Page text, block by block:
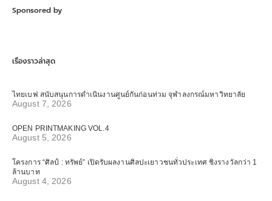
Sponsored by
เรื่องราวล่าสุด
ไทยเบฟ สนับสนุนการดำเนินงานศูนย์กันก่อนท่วม จุฬาลงกรณ์มหาวิทยาลัย
August 7, 2026
OPEN PRINTMAKING VOL.4
August 5, 2026
โครงการ “ศิลป์ : ทรัพย์” เปิดรับผลงานศิลปะเยาวชนทั่วประเทศ ชิงรางวัลกว่า 1
ล้านบาท
August 4, 2026